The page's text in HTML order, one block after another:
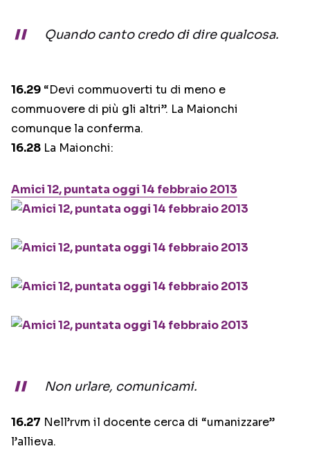
Quando canto credo di dire qualcosa.
16.29 “Devi commuoverti tu di meno e
commuovere di più gli altri”. La Maionchi
comunque la conferma.
16.28 La Maionchi:
Amici 12, puntata oggi 14 febbraio 2013
Non urlare, comunicami.
16.27 Nell’rvm il docente cerca di “umanizzare”
l’allieva.